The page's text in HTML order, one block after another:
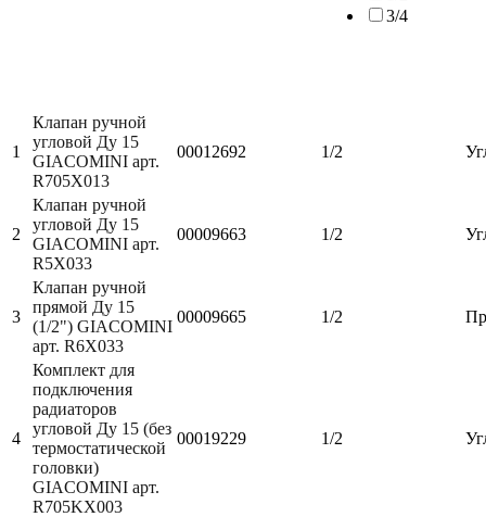
3/4
1
Клапан ручной
угловой Ду 15
GIACOMINI арт.
R705X013
00012692 1/2
2
Клапан ручной
угловой Ду 15
GIACOMINI арт.
R5X033
00009663 1/2
3
Клапан ручной
прямой Ду 15
(1/2") GIACOMINI
арт. R6X033
00009665 1/2
4
Комплект для
подключения
радиаторов
угловой Ду 15 (без
термостатической
головки)
GIACOMINI арт.
R705KX003
00019229 1/2